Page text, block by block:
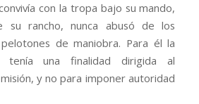
con la tropa bajo su mando,
su rancho, nunca abusó de los
de maniobra. Para él la
tenía una finalidad dirigida al
y no para imponer autoridad